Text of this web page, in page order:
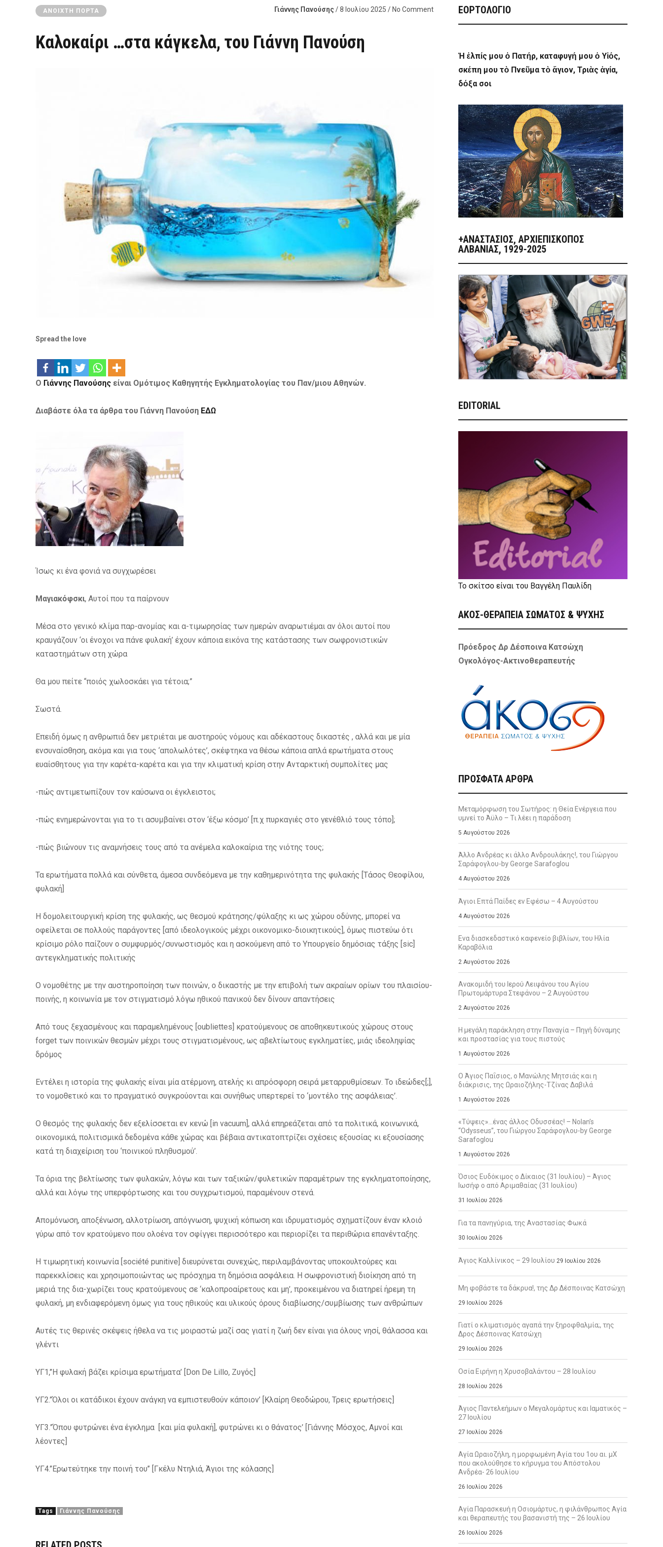
ΑΝΟΙΧΤΉ ΠΌΡΤΑ Γιάννης Πανούσης/ 8 Ιουλίου 2025 / No Comment
Καλοκαίρι …στα κάγκελα, του Γιάννη Πανούση
Spread the love
Ο Γιάννης Πανούσης είναι Ομότιμος Καθηγητής Εγκληματολογίας του Παν/μιου Αθηνών.
Διαβάστε όλα τα άρθρα του Γιάννη Πανούση ΕΔΩ
Ίσως κι ένα φονιά να συγχωρέσει
Μαγιακόφσκι, Αυτοί που τα παίρνουν
Μέσα στο γενικό κλίμα παρ-ανομίας και α-τιμωρησίας των ημερών αναρωτιέμαι αν όλοι αυτοί που
κραυγάζουν ‘οι ένοχοι να πάνε φυλακή’ έχουν κάποια εικόνα της κατάστασης των σωφρονιστικών
καταστημάτων στη χώρα
Θα μου πείτε “ποιός χωλοσκάει για τέτοια;”
Σωστά.
Επειδή όμως η ανθρωπιά δεν μετριέται με αυστηρούς νόμους και αδέκαστους δικαστές , αλλά και με μία
ενσυναίσθηση, ακόμα και για τους ‘απολωλότες’, σκέφτηκα να θέσω κάποια απλά ερωτήματα στους
ευαίσθητους για την καρέτα-καρέτα και για την κλιματική κρίση στην Ανταρκτική συμπολίτες μας
-πώς αντιμετωπίζουν τον καύσωνα οι έγκλειστοι;
-πώς ενημερώνονται για το τι ασυμβαίνει στον ‘έξω κόσμο’ [π.χ πυρκαγιές στο γενέθλιό τους τόπο];
-πώς βιώνουν τις αναμνήσεις τους από τα ανέμελα καλοκαίρια της νιότης τους;
Τα ερωτήματα πολλά και σύνθετα, άμεσα συνδεόμενα με την καθημερινότητα της φυλακής [Τάσος Θεοφίλου,
φυλακή]
Η δομολειτουργική κρίση της φυλακής, ως θεσμού κράτησης/φύλαξης κι ως χώρου οδύνης, μπορεί να
οφείλεται σε πολλούς παράγοντες [από ιδεολογικούς μέχρι οικονομικο-διοικητικούς], όμως πιστεύω ότι
κρίσιμο ρόλο παίζουν ο συμφυρμός/συνωστισμός και η ασκούμενη από το Υπουργείο δημόσιας τάξης [sic]
αντεγκληματικής πολιτικής
Ο νομοθέτης με την αυστηροποίηση των ποινών, ο δικαστής με την επιβολή των ακραίων ορίων του πλαισίου-
ποινής, η κοινωνία με τον στιγματισμό λόγω ηθικού πανικού δεν δίνουν απαντήσεις
Aπό τους ξεχασμένους και παραμελημένους [oubliettes] κρατούμενους σε αποθηκευτικούς χώρους στους
forget των ποινικών θεσμών μέχρι τους στιγματισμένους, ως αβελτίωτους εγκληματίες, μιάς ιδεοληψίας
δρόμος
Εντέλει η ιστορία της φυλακής είναι μία ατέρμονη, ατελής κι απρόσφορη σειρά μεταρρυθμίσεων. Το ιδεώδες[;],
το νομοθετικό και το πραγματικό συγκρούονται και συνήθως υπερτερεί το ‘μοντέλο της ασφάλειας’.
Ο θεσμός της φυλακής δεν εξελίσσεται εν κενώ [in vacuum], αλλά επηρεάζεται από τα πολιτικά, κοινωνικά,
οικονομικά, πολιτισμικά δεδομένα κάθε χώρας και βέβαια αντικατοπτρίζει σχέσεις εξουσίας κι εξουσίασης
κατά τη διαχείριση του ‘ποινικού πληθυσμού’.
Τα όρια της βελτίωσης των φυλακών, λόγω και των ταξικών/φυλετικών παραμέτρων της εγκληματοποίησης,
αλλά και λόγω της υπερφόρτωσης και του συγχρωτισμού, παραμένουν στενά.
Απομόνωση, αποξένωση, αλλοτρίωση, απόγνωση, ψυχική κόπωση και ιδρυματισμός σχηματίζουν έναν κλοιό
γύρω από τον κρατούμενο που ολοένα τον σφίγγει περισσότερο και περιορίζει τα περιθώρια επανένταξης.
Η τιμωρητική κοινωνία [société punitive] διευρύνεται συνεχώς, περιλαμβάνοντας υποκουλτούρες και
παρεκκλίσεις και χρησιμοποιώντας ως πρόσχημα τη δημόσια ασφάλεια. Η σωφρονιστική διοίκηση από τη
μεριά της δια-χωρίζει τους κρατούμενους σε ‘καλοπροαίρετους και μη’, προκειμένου να διατηρεί ήρεμη τη
φυλακή, μη ενδιαφερόμενη όμως για τους ηθικούς και υλικούς όρους διαβίωσης/συμβίωσης των ανθρώπων
Αυτές τις θερινές σκέψεις ήθελα να τις μοιραστώ μαζί σας γιατί η ζωή δεν είναι για όλους νησί, θάλασσα και
γλέντι
ΥΓ1,’’Η φυλακή βάζει κρίσιμα ερωτήματα’ [Don De Lillo, Ζυγός]
ΥΓ2.’’Όλοι οι κατάδικοι έχουν ανάγκη να εμπιστευθούν κάποιον’ [Κλαίρη Θεοδώρου, Τρεις ερωτήσεις]
ΥΓ3.”Όπου φυτρώνει ένα έγκλημα [και μία φυλακή], φυτρώνει κι ο θάνατος’ [Γιάννης Μόσχος, Αμνοί και
λέοντες]
ΥΓ4.’’Ερωτεύτηκε την ποινή του’’ [Γκέλυ Ντηλιά, Άγιοι της κόλασης]
Tags Γιάννης Πανούσης
ΕΟΡΤΟΛΟΓΙΟ
Ἡ ἐλπίς μου ὁ Πατήρ, καταφυγή μου ὁ Υἱός,
σκέπη μου τὸ Πνεῦμα τὸ ἅγιον, Τριὰς ἁγία,
δόξα σοι
+ΑΝΑΣΤΆΣΙΟΣ, ΑΡΧΙΕΠΊΣΚΟΠΟΣ
ΑΛΒΑΝΊΑΣ, 1929-2025
EDITORIAL
Το σκίτσο είναι του Βαγγέλη Παυλίδη
ΑΚΟΣ-ΘΕΡΑΠΕΙΑ ΣΩΜΑΤΟΣ & ΨΥΧΗΣ
Πρόεδρος Δρ Δέσποινα Κατσώχη
Ογκολόγος-Ακτινοθεραπευτής
ΠΡΌΣΦΑΤΑ ΆΡΘΡΑ
Μεταμόρφωση του Σωτήρος: η Θεία Ενέργεια που
υμνεί το Άϋλο – Τι λέει η παράδοση
5 Αυγούστου 2026
Άλλο Ανδρέας κι άλλο Ανδρουλάκης!, του Γιώργου
Σαράφογλου-by George Sarafoglou
4 Αυγούστου 2026
Άγιοι Επτά Παίδες εν Εφέσω – 4 Αυγούστου
4 Αυγούστου 2026
Ενα διασκεδαστικό καφενείο βιβλίων, του Ηλία
Καραβόλια
2 Αυγούστου 2026
Ανακομιδή του Ιερού Λειψάνου του Αγίου
Πρωτομάρτυρα Στεφάνου – 2 Αυγούστου
2 Αυγούστου 2026
Η μεγάλη παράκληση στην Παναγία – Πηγή δύναμης
και προστασίας για τους πιστούς
1 Αυγούστου 2026
Ο Άγιος Παΐσιος, ο Μανώλης Μητσιάς και η
διάκρισις, της Ωραιοζήλης-Τζίνας Δαβιλά
1 Αυγούστου 2026
«Τύψεις»…ένας άλλος Οδυσσέας! – Nolan’s
“Odysseus”, του Γιώργου Σαράφογλου-by George
Sarafoglou
1 Αυγούστου 2026
Όσιος Ευδόκιμος ο Δίκαιος (31 Ιουλίου) – Άγιος
Ιωσήφ ο από Αριμαθαίας (31 Ιουλίου)
31 Ιουλίου 2026
Για τα πανηγύρια, της Αναστασίας Φωκά
30 Ιουλίου 2026
Άγιος Καλλίνικος – 29 Ιουλίου 29 Ιουλίου 2026
Μη φοβάστε τα δάκρυα!, της Δρ Δέσποινας Κατσώχη
29 Ιουλίου 2026
Γιατί ο κλιματισμός αγαπά την ξηροφθαλμία;, της
Δρος Δέσποινας Κατσώχη
29 Ιουλίου 2026
Οσία Ειρήνη η Χρυσοβαλάντου – 28 Ιουλίου
28 Ιουλίου 2026
Άγιος Παντελεήμων ο Μεγαλομάρτυς και Ιαματικός –
27 Ιουλίου
27 Ιουλίου 2026
Αγία Ωραιοζήλη, η μορφωμένη Αγία του 1ου αι. μΧ
που ακολούθησε το κήρυγμα του Απόστολου
Ανδρέα- 26 Ιουλίου
26 Ιουλίου 2026
Αγία Παρασκευή η Οσιομάρτυς, η φιλάνθρωπος Αγία
και θεραπευτής του βασανιστή της – 26 Ιουλίου
26 Ιουλίου 2026